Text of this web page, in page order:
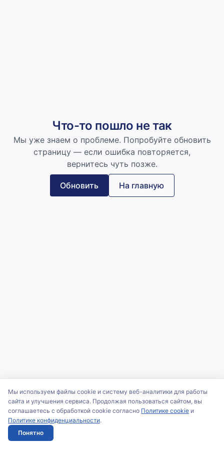
Что-то пошло не так
Мы уже знаем о проблеме. Попробуйте обновить
страницу — если ошибка повторяется,
вернитесь чуть позже.
Обновить На главную
Мы используем файлы cookie и систему веб-аналитики для работы
сайта и улучшения сервиса. Продолжая пользоваться сайтом, вы
соглашаетесь с обработкой cookie согласно Политике cookie и
Политике конфиденциальности.
Понятно